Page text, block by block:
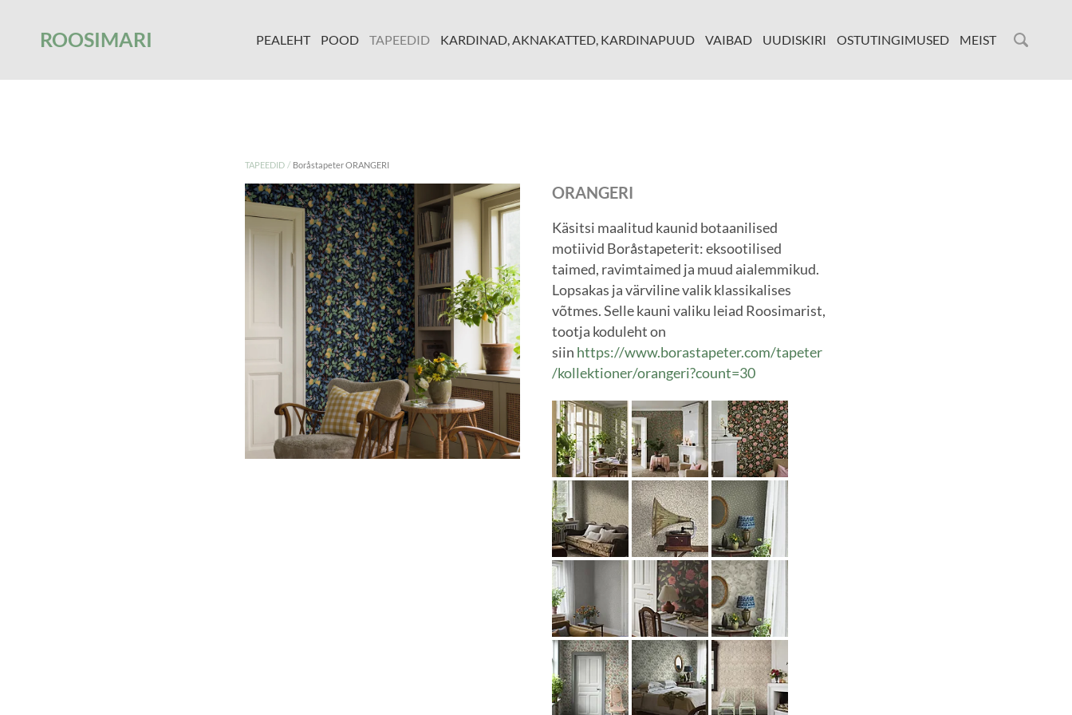
ROOSIMARI PEALEHT POOD TAPEEDID KARDINAD, AKNAKATTED, KARDINAPUUD VAIBAD UUDISKIRI OSTUTINGIMUSED MEIST
TAPEEDID / Boråstapeter ORANGERI
ORANGERI
Käsitsi maalitud kaunid botaanilised
motiivid Boråstapeterit: eksootilised
taimed, ravimtaimed ja muud aialemmikud.
Lopsakas ja värviline valik klassikalises
võtmes. Selle kauni valiku leiad Roosimarist,
tootja koduleht on
siin https://www.borastapeter.com/tapeter
/kollektioner/orangeri?count=30